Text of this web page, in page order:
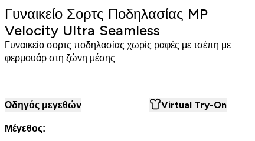
Γυναικείο Σορτς Ποδηλασίας MP
Velocity Ultra Seamless
Γυναικείο σορτς ποδηλασίας χωρίς ραφές με τσέπη με
φερμουάρ στη ζώνη μέσης
Οδηγός μεγεθών Virtual Try-On
Μέγεθος: